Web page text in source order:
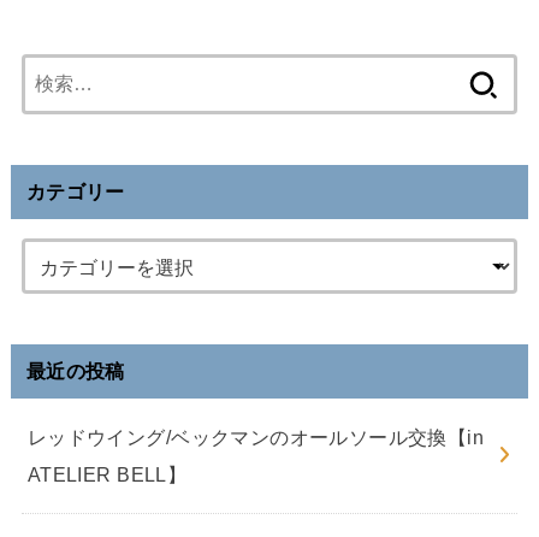
索
カテゴリー
最近の投稿
レッドウイング/ベックマンのオールソール交換【in
ATELIER BELL】